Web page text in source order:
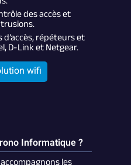
des accès et
d’accès, répéteurs et
D-Link et Netgear.
wifi
Informatique ?
les